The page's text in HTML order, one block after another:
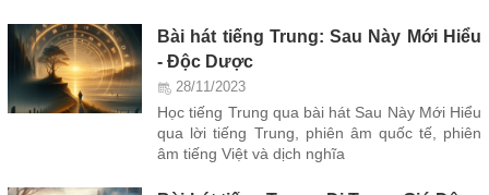
Bài hát tiếng Trung: Sau Này Mới Hiểu
- Độc Dược
28/11/2023
Học tiếng Trung qua bài hát Sau Này Mới Hiểu
qua lời tiếng Trung, phiên âm quốc tế, phiên
âm tiếng Việt và dịch nghĩa